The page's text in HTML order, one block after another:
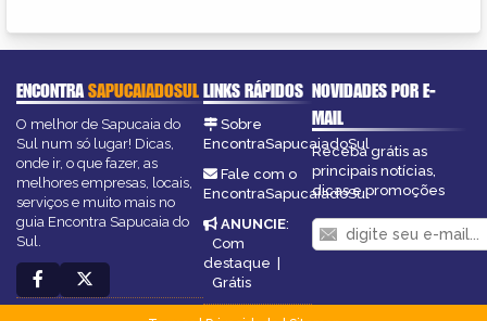
ENCONTRASAPUCAIADOSUL
O melhor de Sapucaia do
Sul num só lugar! Dicas,
onde ir, o que fazer, as
melhores empresas, locais,
serviços e muito mais no
guia Encontra Sapucaia do
Sul.
LINKS RÁPIDOS
Sobre
EncontraSapucaiadoSul
Fale com o
EncontraSapucaiadoSul
ANUNCIE:
Com
destaque |
Grátis
NOVIDADES POR E-
MAIL
Receba grátis as
principais notícias,
dicas e promoções